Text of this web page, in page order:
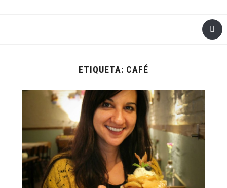
ETIQUETA: CAFÉ